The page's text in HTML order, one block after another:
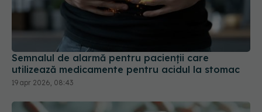
Semnalul de alarmă pentru pacienții care
utilizează medicamente pentru acidul la stomac
19 apr 2026, 08:43